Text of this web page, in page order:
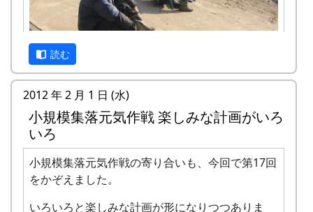
休憩中（10:00頃?）
読む
2012 年 2 月 1 日 (水)
小規模集落元気作戦 楽しみな計画がいろ
いろ
小規模集落元気作戦の寄り合いも、今回で第17回
をかぞえました。
いろいろと楽しみな計画が形になりつつありま